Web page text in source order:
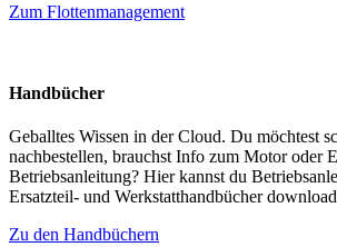
Zum Flottenmanagement
Handbücher
Geballtes Wissen in der Cloud. Du möchtest
nachbestellen, brauchst Info zum Motor oder
Betriebsanleitung? Hier kannst du
Ersatzteil- und Werkstatthandbücher
Zu den Handbüchern